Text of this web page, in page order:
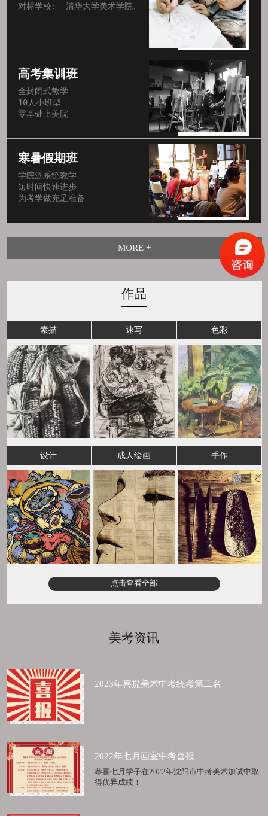
对标学校:  清华大学美术学院、中央美术学院、北京电影学院、
高考集训班
全封闭式教学
10人小班型
零基础上美院
寒暑假期班
学院派系统教学
短时间快速进步
为考学做充足准备
MORE +
作品
素描 速写 色彩
设计 成人绘画 手作
点击查看全部
美考资讯
2023年喜提美术中考统考第二名
2022年七月画室中考喜报
恭喜七月学子在2022年沈阳市中考美术加试中取
得优异成绩！